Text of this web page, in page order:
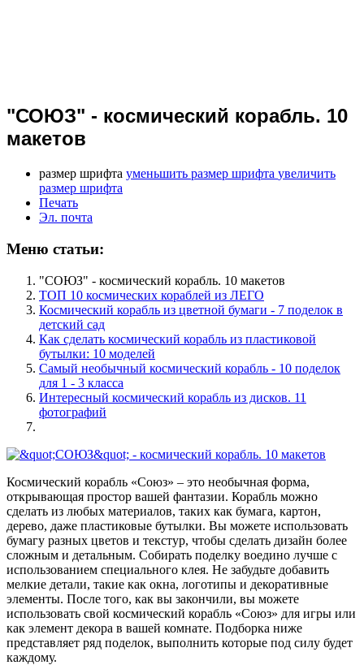
"СОЮЗ" - космический корабль. 10
макетов
размер шрифта уменьшить размер шрифта увеличить
размер шрифта
Печать
Эл. почта
Меню статьи:
"СОЮЗ" - космический корабль. 10 макетов
ТОП 10 космических кораблей из ЛЕГО
Космический корабль из цветной бумаги - 7 поделок в
детский сад
Как сделать космический корабль из пластиковой
бутылки: 10 моделей
Самый необычный космический корабль - 10 поделок
для 1 - 3 класса
Интересный космический корабль из дисков. 11
фотографий
Космический корабль «Союз» – это необычная форма,
открывающая простор вашей фантазии. Корабль можно
сделать из любых материалов, таких как бумага, картон,
дерево, даже пластиковые бутылки. Вы можете использовать
бумагу разных цветов и текстур, чтобы сделать дизайн более
сложным и детальным. Собирать поделку воедино лучше с
использованием специального клея. Не забудьте добавить
мелкие детали, такие как окна, логотипы и декоративные
элементы. После того, как вы закончили, вы можете
использовать свой космический корабль «Союз» для игры или
как элемент декора в вашей комнате. Подборка ниже
представляет ряд поделок, выполнить которые под силу будет
каждому.